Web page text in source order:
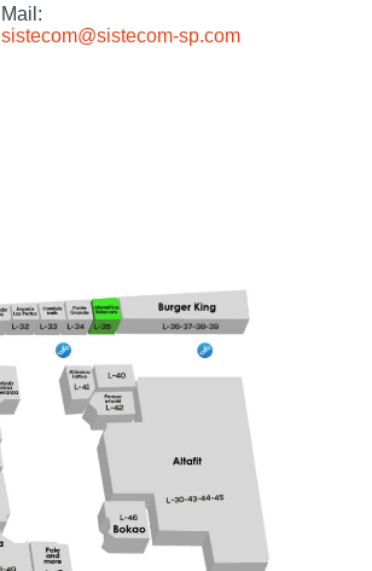
Mail:
sistecom@sistecom-sp.com